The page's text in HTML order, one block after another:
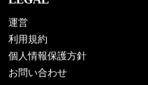
運営
利用規約
個人情報保護方針
お問い合わせ